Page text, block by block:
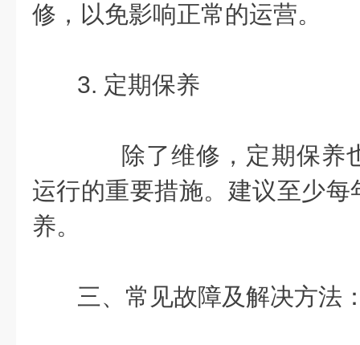
修，以免影响正常的运营。
3. 定期保养
除了维修，定期保养
运行的重要措施。建议至少
养。
三、常见故障及解决方法